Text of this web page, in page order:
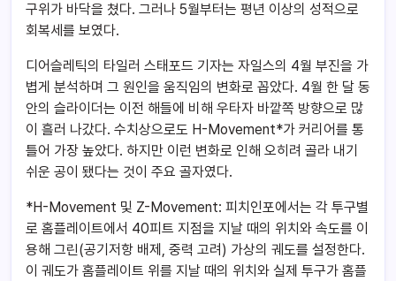
구위가 바닥을 쳤다. 그러나 5월부터는 평년 이상의 성적으로
회복세를 보였다.
디어슬레틱의 타일러 스태포드 기자는 자일스의 4월 부진을 가
볍게 분석하며 그 원인을 움직임의 변화로 꼽았다. 4월 한 달 동
안의 슬라이더는 이전 해들에 비해 우타자 바깥쪽 방향으로 많
이 흘러 나갔다. 수치상으로도 H-Movement*가 커리어를 통
틀어 가장 높았다. 하지만 이런 변화로 인해 오히려 골라 내기
쉬운 공이 됐다는 것이 주요 골자였다.
*H-Movement 및 Z-Movement: 피치인포에서는 각 투구별
로 홈플레이트에서 40피트 지점을 지날 때의 위치와 속도를 이
용해 그린(공기저항 배제, 중력 고려) 가상의 궤도를 설정한다.
이 궤도가 홈플레이트 위를 지날 때의 위치와 실제 투구가 홈플